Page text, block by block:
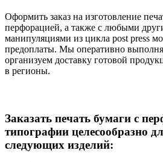
Оформить заказ на изготовление
перфорацией, а также с любыми
манипуляциями из цикла post press
предоплаты. Мы оперативно
организуем доставку готовой
в регионы.
Заказать печать бумаги с
типографии целесообразно
следующих изделий: